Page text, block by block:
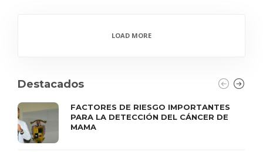
LOAD MORE
Destacados
FACTORES DE RIESGO IMPORTANTES
PARA LA DETECCIÓN DEL CÁNCER DE
MAMA